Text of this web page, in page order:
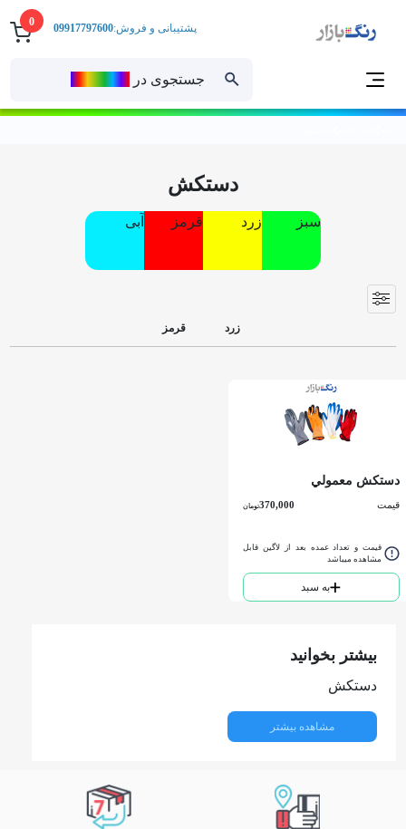
0
جستجوی در
پشتیبانی و فروش:09917797600
دستکش
ِسبز زرد قرمز آبی
دستكش معمولي
قیمت 370,000تومان
قیمت و تعداد عمده بعد از لاگین قابل
مشاهده میباشد
به سبد
بیشتر بخوانید
دستکش
مشاهده بیشتر